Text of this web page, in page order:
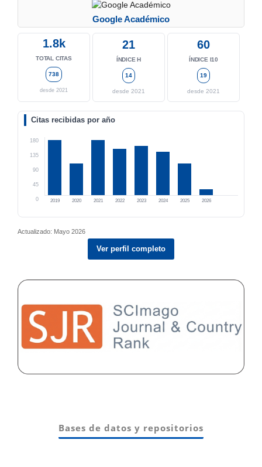
Google Académico
1.8k
TOTAL CITAS
738
desde 2021
21
ÍNDICE H
14
desde 2021
60
ÍNDICE I10
19
desde 2021
Citas recibidas por año
180
135
90
45
0 2019 2020 2021 2022 2023 2024 2025 2026
Actualizado: Mayo 2026
Ver perfil completo
Bases de datos y repositorios